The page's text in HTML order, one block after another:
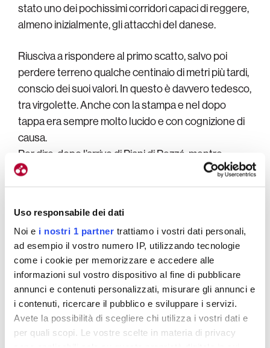
Uso responsabile dei dati
Noi e i nostri 1 partner trattiamo i vostri dati personali,
ad esempio il vostro numero IP, utilizzando tecnologie
come i cookie per memorizzare e accedere alle
informazioni sul vostro dispositivo al fine di pubblicare
annunci e contenuti personalizzati, misurare gli annunci e
i contenuti, ricercare il pubblico e sviluppare i servizi.
Avete la possibilità di scegliere chi utilizza i vostri dati e
per quali scopi. Le vostre scelte in materia di privacy
stato uno dei pochissimi corridori capaci di reggere,
almeno inizialmente, gli attacchi del danese.
Riusciva a rispondere al primo scatto, salvo poi
perdere terreno qualche centinaio di metri più tardi,
conscio dei suoi valori. In questo è davvero tedesco,
tra virgolette. Anche con la stampa e nel dopo
tappa era sempre molto lucido e con cognizione di
causa.
Per dire: dopo l’arrivo di Piani di Pezzé, mentre
recuperava sull’ormai celebre seggiolina, un
massaggiatore gli spiegava dove fossero i bus
rispondeva che non c’era bisogno che gli dicesse
nulla perché aveva già pronto il file GPX per
raggiungerli.
E così tappa dopo tappa la sua fiducia è cresciuta.
Anche la squadra ha acquisito sicurezza. «Siamo
migliorati nel corso del Giro anche con la squadra.
Abbiamo trovato sempre maggiore convinzione nel